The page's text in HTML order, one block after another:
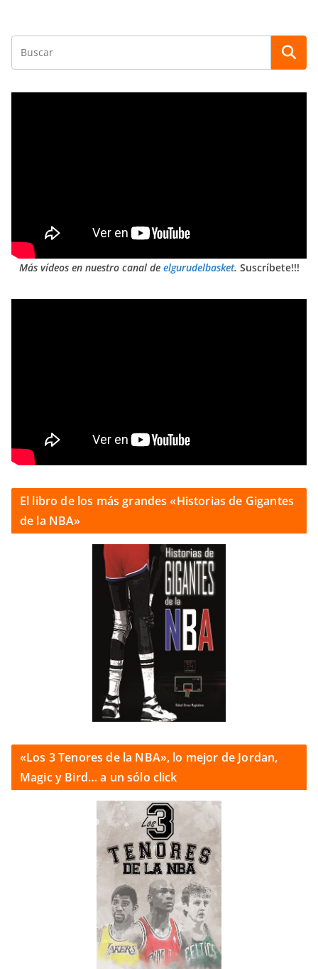
Más vídeos en nuestro canal de elgurudelbasket. Suscríbete!!!
El libro de los más grandes «Historias de Gigantes
de la NBA»
«Los 3 Tenores de la NBA», lo mejor de Jordan,
Magic y Bird… a un sólo click